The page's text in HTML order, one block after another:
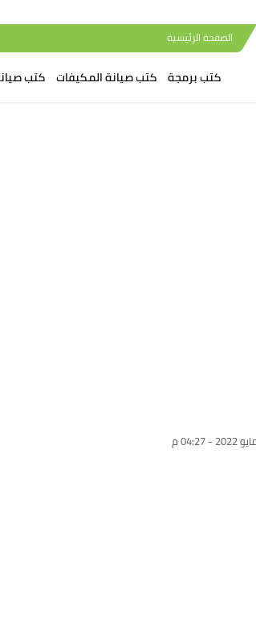
الصفحة الرئيسية
كتب برمجة كتب صيانة المكيفات كتب